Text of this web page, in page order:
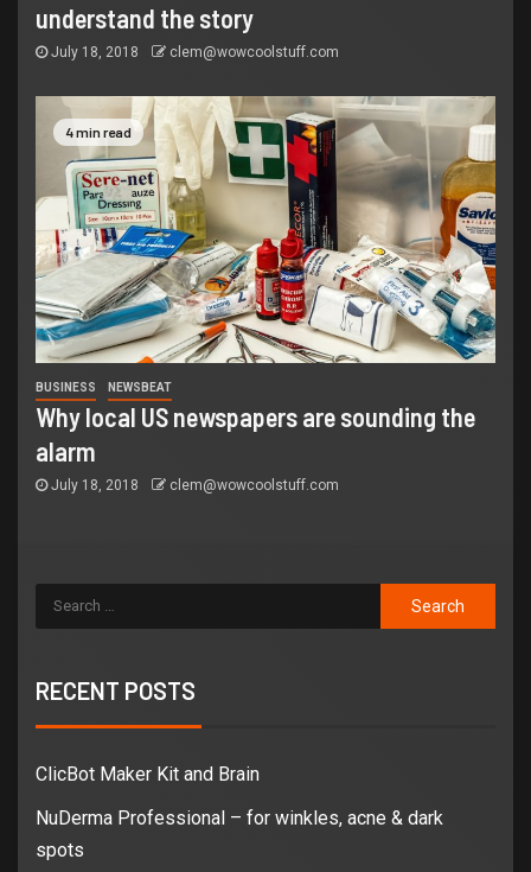
understand the story
July 18, 2018 clem@wowcoolstuff.com
4 min read
BUSINESS NEWSBEAT
Why local US newspapers are sounding the
alarm
July 18, 2018 clem@wowcoolstuff.com
RECENT POSTS
ClicBot Maker Kit and Brain
NuDerma Professional – for winkles, acne & dark
spots